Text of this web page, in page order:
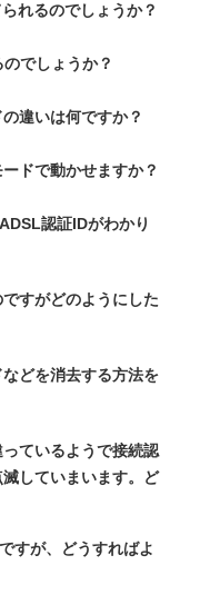
れるのでしょうか？
でしょうか？
違いは何ですか？
ドで動かせますか？
認証IDがわかり
すがどのようにした
どを消去する方法を
ているようで接続認
していまいます。ど
すが、どうすればよ